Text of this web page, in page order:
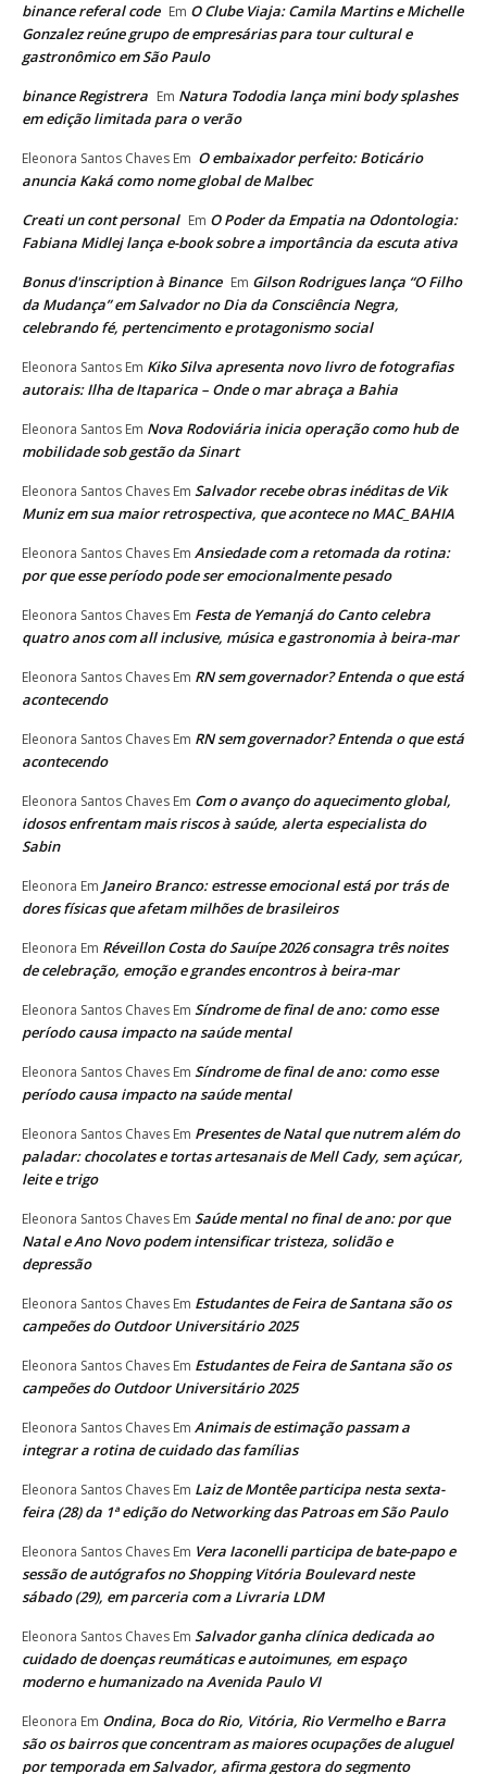
binance referal code Em O Clube Viaja: Camila Martins e Michelle
Gonzalez reúne grupo de empresárias para tour cultural e
gastronômico em São Paulo
binance Registrera Em Natura Tododia lança mini body splashes
em edição limitada para o verão
Eleonora Santos Chaves Em O embaixador perfeito: Boticário
anuncia Kaká como nome global de Malbec
Creati un cont personal Em O Poder da Empatia na Odontologia:
Fabiana Midlej lança e-book sobre a importância da escuta ativa
Bonus d'inscription à Binance Em Gilson Rodrigues lança “O Filho
da Mudança” em Salvador no Dia da Consciência Negra,
celebrando fé, pertencimento e protagonismo social
Eleonora Santos Em Kiko Silva apresenta novo livro de fotografias
autorais: Ilha de Itaparica – Onde o mar abraça a Bahia
Eleonora Santos Em Nova Rodoviária inicia operação como hub de
mobilidade sob gestão da Sinart
Eleonora Santos Chaves Em Salvador recebe obras inéditas de Vik
Muniz em sua maior retrospectiva, que acontece no MAC_BAHIA
Eleonora Santos Chaves Em Ansiedade com a retomada da rotina:
por que esse período pode ser emocionalmente pesado
Eleonora Santos Chaves Em Festa de Yemanjá do Canto celebra
quatro anos com all inclusive, música e gastronomia à beira-mar
Eleonora Santos Chaves Em RN sem governador? Entenda o que está
acontecendo
Eleonora Santos Chaves Em RN sem governador? Entenda o que está
acontecendo
Eleonora Santos Chaves Em Com o avanço do aquecimento global,
idosos enfrentam mais riscos à saúde, alerta especialista do
Sabin
Eleonora Em Janeiro Branco: estresse emocional está por trás de
dores físicas que afetam milhões de brasileiros
Eleonora Em Réveillon Costa do Sauípe 2026 consagra três noites
de celebração, emoção e grandes encontros à beira-mar
Eleonora Santos Chaves Em Síndrome de final de ano: como esse
período causa impacto na saúde mental
Eleonora Santos Chaves Em Síndrome de final de ano: como esse
período causa impacto na saúde mental
Eleonora Santos Chaves Em Presentes de Natal que nutrem além do
paladar: chocolates e tortas artesanais de Mell Cady, sem açúcar,
leite e trigo
Eleonora Santos Chaves Em Saúde mental no final de ano: por que
Natal e Ano Novo podem intensificar tristeza, solidão e
depressão
Eleonora Santos Chaves Em Estudantes de Feira de Santana são os
campeões do Outdoor Universitário 2025
Eleonora Santos Chaves Em Estudantes de Feira de Santana são os
campeões do Outdoor Universitário 2025
Eleonora Santos Chaves Em Animais de estimação passam a
integrar a rotina de cuidado das famílias
Eleonora Santos Chaves Em Laiz de Montêe participa nesta sexta-
feira (28) da 1ª edição do Networking das Patroas em São Paulo
Eleonora Santos Chaves Em Vera Iaconelli participa de bate-papo e
sessão de autógrafos no Shopping Vitória Boulevard neste
sábado (29), em parceria com a Livraria LDM
Eleonora Santos Chaves Em Salvador ganha clínica dedicada ao
cuidado de doenças reumáticas e autoimunes, em espaço
moderno e humanizado na Avenida Paulo VI
Eleonora Em Ondina, Boca do Rio, Vitória, Rio Vermelho e Barra
são os bairros que concentram as maiores ocupações de aluguel
por temporada em Salvador, afirma gestora do segmento